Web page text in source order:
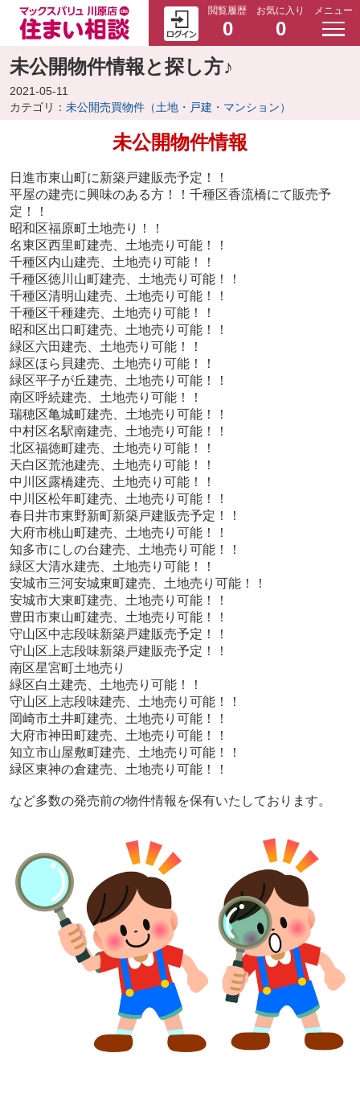
閲覧履歴
0
お気に入り
0
メニュー
未公開物件情報と探し方♪
2021-05-11
カテゴリ： 未公開売買物件（土地・戸建・マンション）
未公開物件情報
日進市東山町に新築戸建販売予定！！
平屋の建売に興味のある方！！千種区香流橋にて販売予
定！！
昭和区福原町土地売り！！
名東区西里町建売、土地売り可能！！
千種区内山建売、土地売り可能！！
千種区徳川山町建売、土地売り可能！！
千種区清明山建売、土地売り可能！！
千種区千種建売、土地売り可能！！
昭和区出口町建売、土地売り可能！！
緑区六田建売、土地売り可能！！
緑区ほら貝建売、土地売り可能！！
緑区平子が丘建売、土地売り可能！！
南区呼続建売、土地売り可能！！
瑞穂区亀城町建売、土地売り可能！！
中村区名駅南建売、土地売り可能！！
北区福徳町建売、土地売り可能！！
天白区荒池建売、土地売り可能！！
中川区露橋建売、土地売り可能！！
中川区松年町建売、土地売り可能！！
春日井市東野新町新築戸建販売予定！！
大府市桃山町建売、土地売り可能！！
知多市にしの台建売、土地売り可能！！
緑区大清水建売、土地売り可能！！
安城市三河安城東町建売、土地売り可能！！
安城市大東町建売、土地売り可能！！
豊田市東山町建売、土地売り可能！！
守山区中志段味新築戸建販売予定！！
守山区上志段味新築戸建販売予定！！
南区星宮町土地売り
緑区白土建売、土地売り可能！！
守山区上志段味建売、土地売り可能！！
岡崎市土井町建売、土地売り可能！！
大府市神田町建売、土地売り可能！！
知立市山屋敷町建売、土地売り可能！！
緑区東神の倉建売、土地売り可能！！
など多数の発売前の物件情報を保有いたしております。